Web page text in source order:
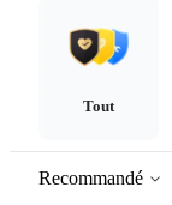
Need
Tout
Recommandé